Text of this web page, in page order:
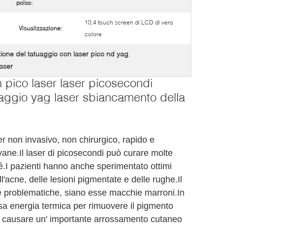
polso:
Visualizzazione:
10,4 touch screen di LCD di vero
colore
del tatuaggio con laser pico nd yag,
pico laser laser picosecondi
yag laser sbiancamento della
non invasivo, non chirurgico, rapido e
laser di picosecondi può curare molte
pazienti hanno anche sperimentato ottimi
delle lesioni pigmentate e delle rughe.Il
siano esse macchie marroni.In
energia termica per rimuovere il pigmento
un' importante arrossamento cutaneo